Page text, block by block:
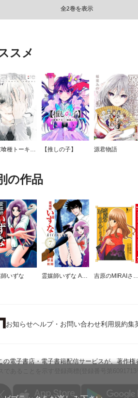
全2巻を表示
スメ
東京喰種トーキョーグール:re 【推しの子】 源君物語
の作品
いずな 霊媒師いずな Ascension 吉原のMIRAIさん カラー版
お知らせヘルプ・お問い合わせ利用規約集
の電子書店・電子書籍配信サービスが、著作